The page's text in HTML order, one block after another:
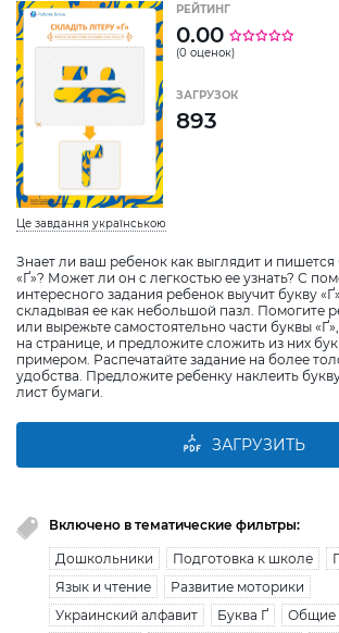
Це завдання українською
Знает ли ваш ребенок как выглядит и
«Ґ»? Может ли он с легкостью ее узнать? С
интересного задания ребенок выучит букву
складывая ее как небольшой пазл. Помогите
или вырежьте самостоятельно части буквы
на странице, и предложите сложить из них
примером. Распечатайте задание на более
удобства. Предложите ребенку наклеить
лист бумаги.
РЕЙТИНГ
0.00
(0 оценок)
ЗАГРУЗОК
893
ЗАГРУЗИТЬ
Включено в тематические фильтры:
Дошкольники Подготовка к школе
Язык и чтение
Развитие моторики
Украинский алфавит
Буква Ґ
Общие